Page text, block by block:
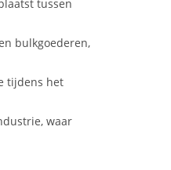
tussen
bulkgoederen,
tijdens het
waar